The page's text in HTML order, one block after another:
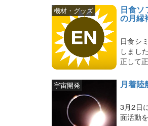
日食
の月縁
機材・グッズ
日食シ
しまし
正して
月着陸
宇宙開発
3月2日
面活動